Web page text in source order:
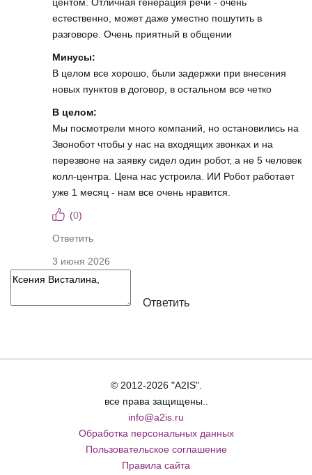
естественно, может даже уместно пошутить в
разговоре. Очень приятный в общении
Минусы:
В целом все хорошо, были задержки при внесения
новых пунктов в договор, в остальном все четко
В целом:
Мы посмотрели много компаний, но остановились на
Звонобот чтобы у нас на входящих звонках и на
перезвоне на заявку сидел один робот, а не 5 человек
колл-центра. Цена нас устроила. ИИ Робот работает
уже 1 месяц - нам все очень нравится.
(0)
Ответить
3 июня 2026
Ответить
© 2012-2026 "A2IS".
все права защищены..
info@a2is.ru
Обработка персональных данных
Пользовательское соглашение
Правила сайта